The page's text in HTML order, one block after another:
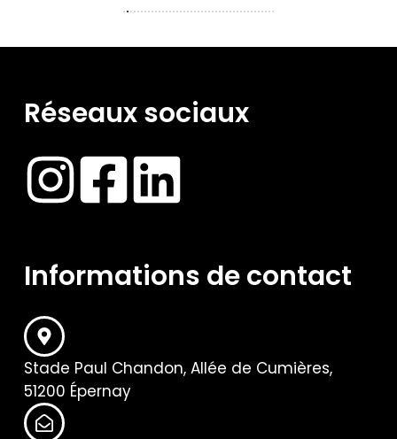
Réseaux sociaux
Informations de contact
Stade Paul Chandon, Allée de Cumières,
51200 Épernay